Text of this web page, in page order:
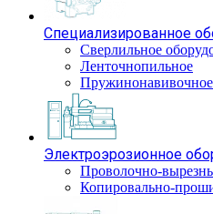
Специализированное
Сверлильное
Ленточнопильное
Электроэрозионное
Проволочно-
Копировально-